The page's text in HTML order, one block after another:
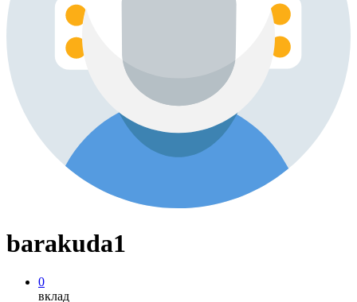
barakuda1
0
вклад